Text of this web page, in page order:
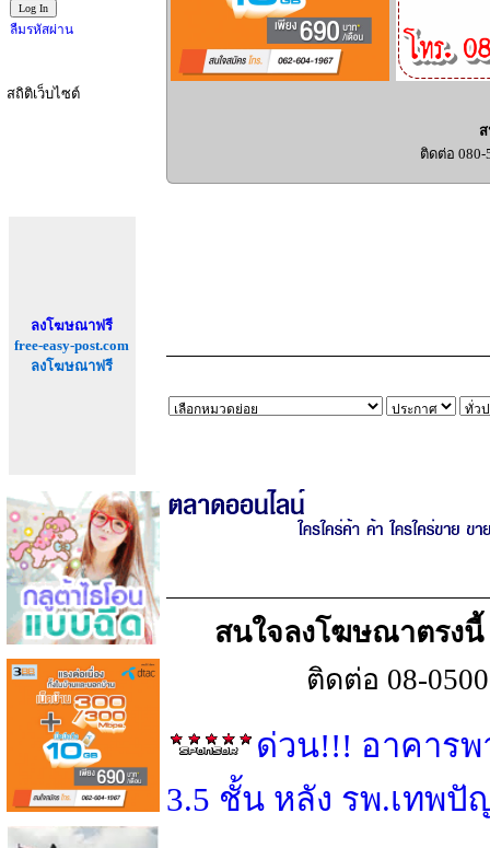
ลืมรหัสผ่าน
สถิติเว็บไซต์
ลงโฆษณาฟรี
free-easy-post.com
ลงโฆษณาฟรี
ติดต่อ 080-
สนใจลงโฆษณาตรงนี้
ติดต่อ 08-
ด่วน!!! อาคาร
3.5 ชั้น หลัง รพ.เทพ